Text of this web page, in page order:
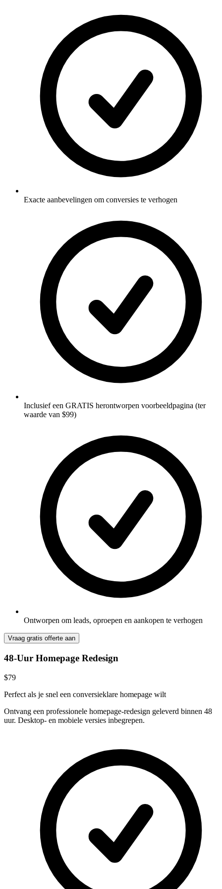
Exacte aanbevelingen om conversies te verhogen
Inclusief een GRATIS herontworpen voorbeeldpagina (ter
waarde van $99)
Ontworpen om leads, oproepen en aankopen te verhogen
Vraag gratis offerte aan
48-Uur Homepage Redesign
$79
Perfect als je snel een conversieklare homepage wilt
Ontvang een professionele homepage-redesign geleverd binnen 48
uur. Desktop- en mobiele versies inbegrepen.